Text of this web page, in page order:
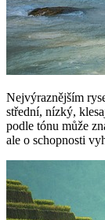
Nejvýraznějším
střední, nízký,
podle tónu může
ale o schopnosti